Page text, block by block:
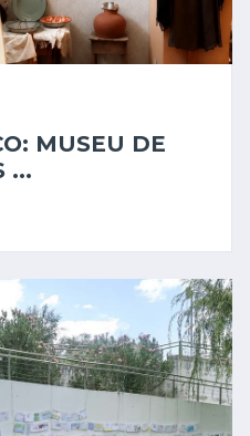
MUSEU DE
...